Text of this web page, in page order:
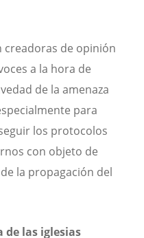
creadoras de opinión
a la hora de
de la amenaza
para
los protocolos
con objeto de
la propagación del
las iglesias